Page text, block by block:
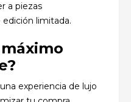
a piezas
limitada.
experiencia de lujo